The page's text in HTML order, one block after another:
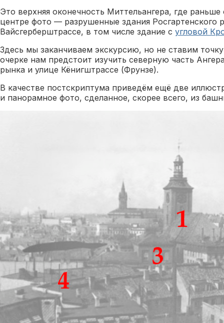
Это верхняя оконечность Миттельангера, где
центре фото — разрушенные здания Росгартенского
Вайсгерберштрассе, в том числе здание с угловой
Здесь мы заканчиваем экскурсию, но не ставим
очерке нам предстоит изучить северную часть
рынка и улице Кёнигштрассе (Фрунзе).
В качестве постскриптума приведём ещё две
и панорамное фото, сделанное, скорее всего, из